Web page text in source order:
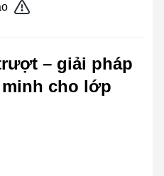
– giải pháp
cho lớp